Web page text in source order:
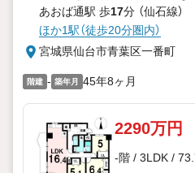
あおば通駅 歩17分 （仙石線）
ほか1駅（徒歩20分圏内）
宮城県仙台市青葉区一番町
階建 - 築年月 45年8ヶ月
2290万円
-階 / 3LDK /